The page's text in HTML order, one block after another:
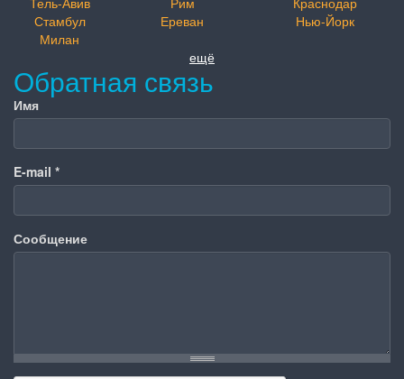
Стамбул
Ереван
Нью-Йорк
Милан
ещё
Обратная связь
Имя
E-mail *
Сообщение